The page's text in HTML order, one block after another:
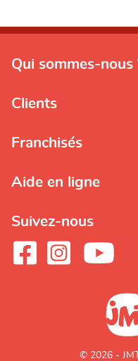
Qui sommes-nous
Clients
Franchisés
Aide en ligne
Suivez-nous
© 2026 -